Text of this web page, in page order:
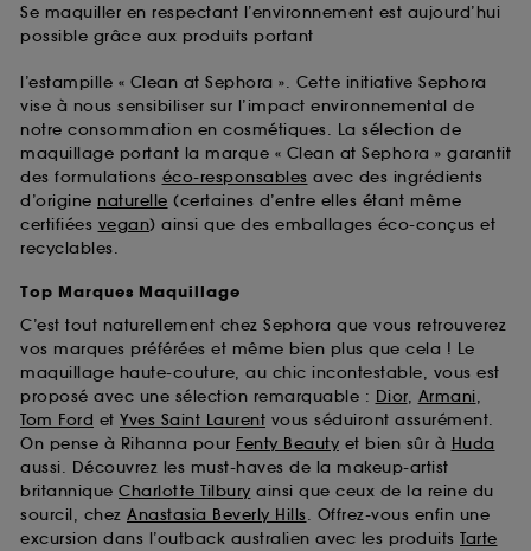
Se maquiller en respectant l’environnement est aujourd’hui
possible grâce aux produits portant
l’estampille « Clean at Sephora ». Cette initiative Sephora
vise à nous sensibiliser sur l’impact environnemental de
notre consommation en cosmétiques. La sélection de
maquillage portant la marque « Clean at Sephora » garantit
des formulations éco-responsables avec des ingrédients
d’origine naturelle (certaines d’entre elles étant même
certifiées vegan) ainsi que des emballages éco-conçus et
recyclables.
Top Marques Maquillage
C’est tout naturellement chez Sephora que vous retrouverez
vos marques préférées et même bien plus que cela ! Le
maquillage haute-couture, au chic incontestable, vous est
proposé avec une sélection remarquable : Dior, Armani,
Tom Ford et Yves Saint Laurent vous séduiront assurément.
On pense à Rihanna pour Fenty Beauty et bien sûr à Huda
aussi. Découvrez les must-haves de la makeup-artist
britannique Charlotte Tilbury ainsi que ceux de la reine du
sourcil, chez Anastasia Beverly Hills. Offrez-vous enfin une
excursion dans l’outback australien avec les produits Tarte